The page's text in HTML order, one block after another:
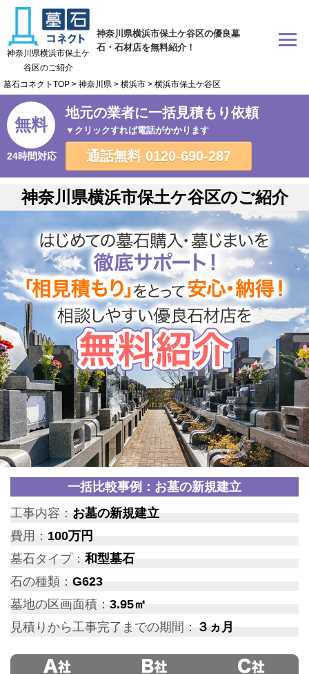
神奈川県横浜市保土ケ谷区の優良墓
石・石材店を無料紹介！
神奈川県横浜市保土ケ
谷区のご紹介
墓石コネクトTOP > 神奈川県 > 横浜市 > 横浜市保土ケ谷区
無料
24時間対応
地元の業者に一括見積もり依頼
▼クリックすれば電話がかかります
通話無料 0120-690-287
神奈川県横浜市保土ケ谷区のご紹介
一括比較事例：お墓の新規建立
工事内容： お墓の新規建立
費用： 100万円
墓石タイプ：和型墓石
石の種類： G623
墓地の区画面積： 3.95㎡
見積りから工事完了までの期間： ３ヵ月